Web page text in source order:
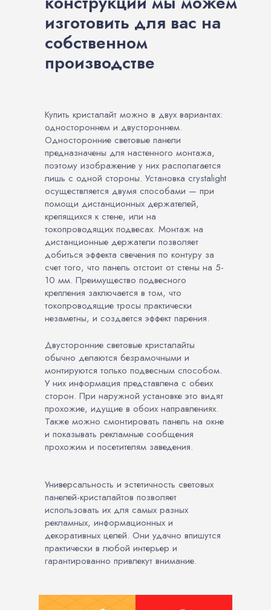
изготовить для вас на
собственном
производстве
Купить кристалайт можно в двух вариантах:
одностороннем и двустороннем.
Односторонние световые панели
предназначены для настенного монтажа,
поэтому изображение у них располагается
лишь с одной стороны. Установка crystalight
осуществляется двумя способами — при
помощи дистанционных держателей,
крепящихся к стене, или на
токопроводящих подвесах. Монтаж на
дистанционные держатели позволяет
добиться эффекта свечения по контуру за
счет того, что панель отстоит от стены на 5-
10 мм. Преимущество подвесного
крепления заключается в том, что
токопроводящие тросы практически
незаметны, и создается эффект парения.
Двусторонние световые кристалайты
обычно делаются безрамочными и
монтируются только подвесным способом.
У них информация представлена с обеих
сторон. При наружной установке это видят
прохожие, идущие в обоих направлениях.
Также можно смонтировать панель на окне
и показывать рекламные сообщения
прохожим и посетителям заведения.
Универсальность и эстетичность световых
панелей-кристалайтов позволяет
использовать их для самых разных
рекламных, информационных и
декоративных целей. Они удачно впишутся
практически в любой интерьер и
гарантированно привлекут внимание.